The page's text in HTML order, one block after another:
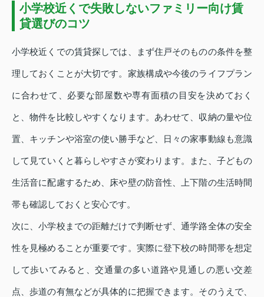
小学校近くで失敗しないファミリー向け賃
貸選びのコツ
小学校近くでの賃貸探しでは、まず住戸そのものの条件を整
理しておくことが大切です。家族構成や今後のライフプラン
に合わせて、必要な部屋数や専有面積の目安を決めておく
と、物件を比較しやすくなります。あわせて、収納の量や位
置、キッチンや浴室の使い勝手など、日々の家事動線も意識
して見ていくと暮らしやすさが変わります。また、子どもの
生活音に配慮するため、床や壁の防音性、上下階の生活時間
帯も確認しておくと安心です。
次に、小学校までの距離だけで判断せず、通学路全体の安全
性を見極めることが重要です。実際に登下校の時間帯を想定
して歩いてみると、交通量の多い道路や見通しの悪い交差
点、歩道の有無などが具体的に把握できます。そのうえで、